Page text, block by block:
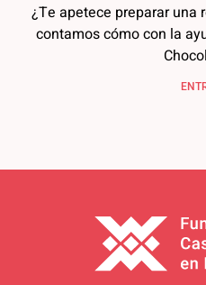
¿Te apetece preparar una
contamos cómo con la